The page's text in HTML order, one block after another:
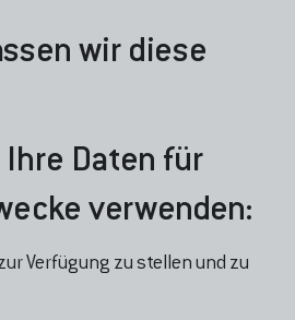
wir diese
Ihre Daten für
verwenden:
Verfügung zu stellen und zu